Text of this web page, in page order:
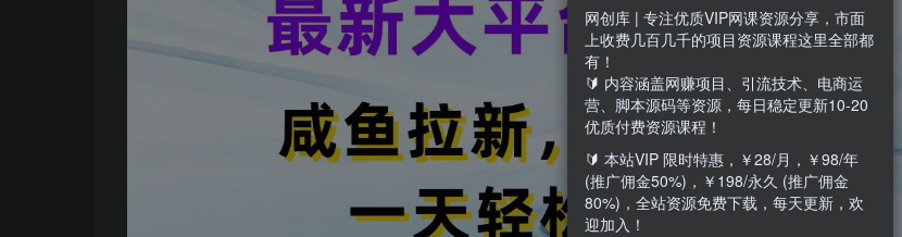
网创库 | 专注优质VIP网课资源分享，市面
上收费几百几千的项目资源课程这里全部都
有！
🔰 内容涵盖网赚项目、引流技术、电商运
营、脚本源码等资源，每日稳定更新10-20
优质付费资源课程！
🔰 本站VIP 限时特惠，￥28/月，￥98/年
(推广佣金50%)，￥198/永久 (推广佣金
80%)，全站资源免费下载，每天更新，欢
迎加入！